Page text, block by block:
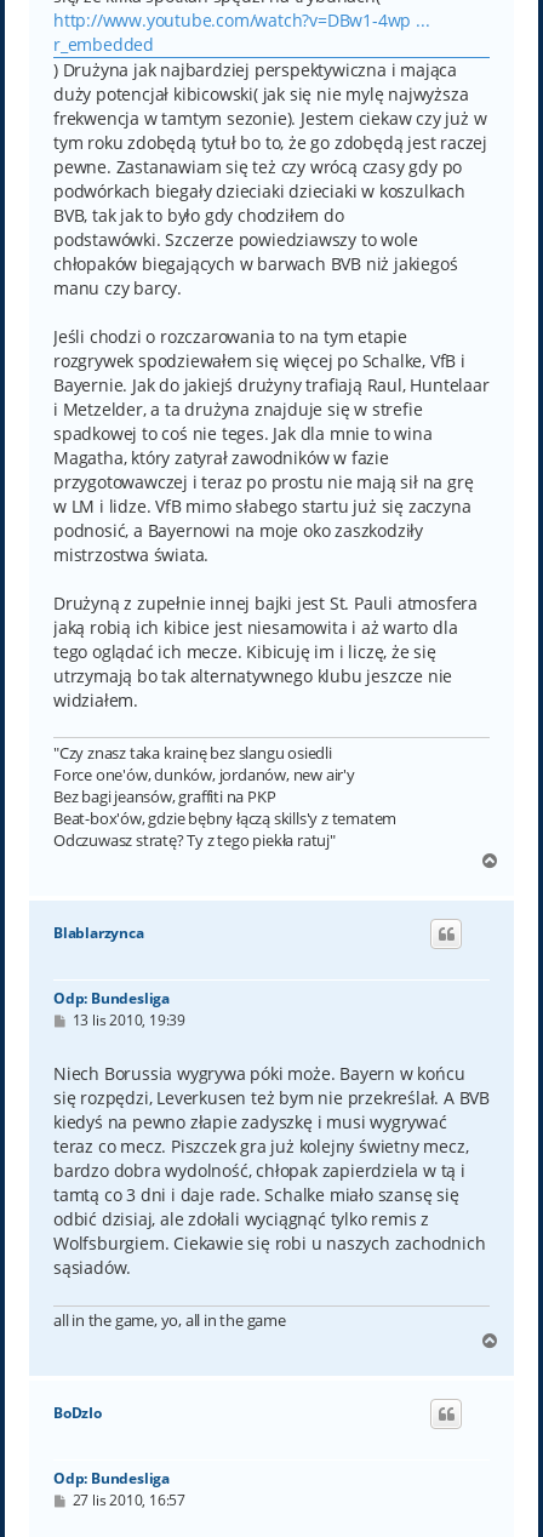
http://www.youtube.com/watch?v=DBw1-4wp ...
r_embedded
) Drużyna jak najbardziej perspektywiczna i mająca
duży potencjał kibicowski( jak się nie mylę najwyższa
frekwencja w tamtym sezonie). Jestem ciekaw czy już w
tym roku zdobędą tytuł bo to, że go zdobędą jest raczej
pewne. Zastanawiam się też czy wrócą czasy gdy po
podwórkach biegały dzieciaki dzieciaki w koszulkach
BVB, tak jak to było gdy chodziłem do
podstawówki. Szczerze powiedziawszy to wole
chłopaków biegających w barwach BVB niż jakiegoś
manu czy barcy.
Jeśli chodzi o rozczarowania to na tym etapie
rozgrywek spodziewałem się więcej po Schalke, VfB i
Bayernie. Jak do jakiejś drużyny trafiają Raul, Huntelaar
i Metzelder, a ta drużyna znajduje się w strefie
spadkowej to coś nie teges. Jak dla mnie to wina
Magatha, który zatyrał zawodników w fazie
przygotowawczej i teraz po prostu nie mają sił na grę
w LM i lidze. VfB mimo słabego startu już się zaczyna
podnosić, a Bayernowi na moje oko zaszkodziły
mistrzostwa świata.
Drużyną z zupełnie innej bajki jest St. Pauli atmosfera
jaką robią ich kibice jest niesamowita i aż warto dla
tego oglądać ich mecze. Kibicuję im i liczę, że się
utrzymają bo tak alternatywnego klubu jeszcze nie
widziałem.
"Czy znasz taka krainę bez slangu osiedli
Force one'ów, dunków, jordanów, new air'y
Bez bagi jeansów, graffiti na PKP
Beat-box'ów, gdzie bębny łączą skills'y z tematem
Odczuwasz stratę? Ty z tego piekła ratuj"
g
Blablarzynca
Odp: Bundesliga
P
t
13 lis 2010, 19:39
Niech Borussia wygrywa póki może. Bayern w końcu
się rozpędzi, Leverkusen też bym nie przekreślał. A BVB
kiedyś na pewno złapie zadyszkę i musi wygrywać
teraz co mecz. Piszczek gra już kolejny świetny mecz,
bardzo dobra wydolność, chłopak zapierdziela w tą i
tamtą co 3 dni i daje rade. Schalke miało szansę się
odbić dzisiaj, ale zdołali wyciągnąć tylko remis z
Wolfsburgiem. Ciekawie się robi u naszych zachodnich
sąsiadów.
all in the game, yo, all in the game
g
BoDzIo
Odp: Bundesliga
P27 lis 2010, 16:57